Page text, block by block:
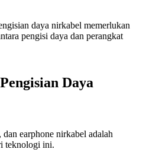
daya nirkabel memerlukan
pengisi daya dan perangkat
Daya
earphone nirkabel adalah
teknologi ini.